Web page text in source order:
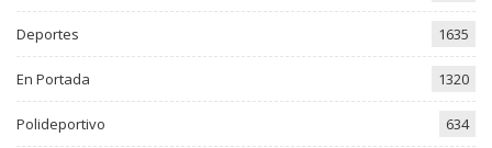
Deportes 1635
En Portada 1320
Polideportivo 634